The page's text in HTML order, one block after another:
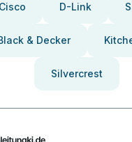
Cisco D-Link
& Decker
Silvercrest